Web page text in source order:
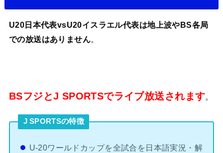
U20日本代表vsU20イスラエル代表は地上波やBS各局
での放送はありません。
BSフジとJ SPORTSでライブ放送されます。
J SPORTSの特徴
U-20ワールドカップを全試合を日本語実況・解